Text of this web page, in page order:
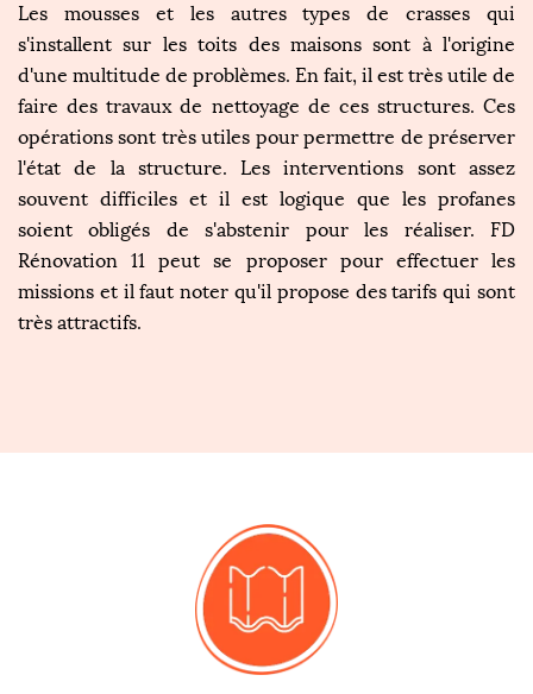
Les mousses et les autres types de crasses qui
s'installent sur les toits des maisons sont à l'origine
d'une multitude de problèmes. En fait, il est très utile de
faire des travaux de nettoyage de ces structures. Ces
opérations sont très utiles pour permettre de préserver
l'état de la structure. Les interventions sont assez
souvent difficiles et il est logique que les profanes
soient obligés de s'abstenir pour les réaliser. FD
Rénovation 11 peut se proposer pour effectuer les
missions et il faut noter qu'il propose des tarifs qui sont
très attractifs.